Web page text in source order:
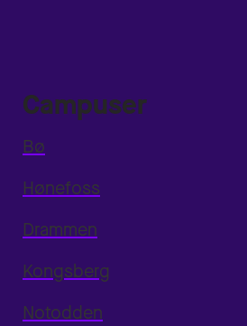
Campuser
Bø
Hønefoss
Drammen
Kongsberg
Notodden